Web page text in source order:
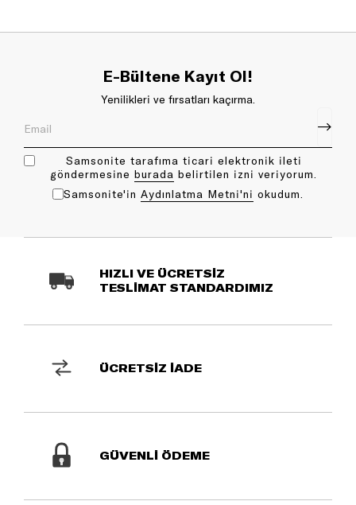
E-Bültene Kayıt Ol!
Yenilikleri ve fırsatları kaçırma.
Samsonite tarafıma ticari elektronik ileti
göndermesine bu rada belirtilen izni veriyorum.
Samsonite'in Aydınlatma Metni'ni okudum.
HIZLI VE ÜCRETSİZ
TESLİMAT STANDARDIMIZ
ÜCRETSİZ İADE
GÜVENLİ ÖDEME